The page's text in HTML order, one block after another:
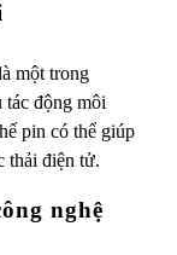
một trong
tác động môi
pin có thể giúp
thải điện tử.
nghệ